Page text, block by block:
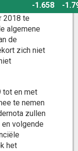
-1.658
-
2018 te
algemene
de
zich niet
tot en met
te nemen
zullen
volgende
het